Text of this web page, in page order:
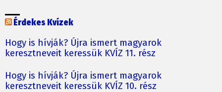
Érdekes Kvízek
Hogy is hívják? Újra ismert magyarok
keresztneveit keressük KVÍZ 11. rész
Hogy is hívják? Újra ismert magyarok
keresztneveit keressük KVÍZ 10. rész